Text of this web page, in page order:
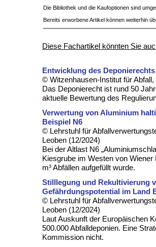
Die Bibliothek und die Kaufoptionen sind
Bereits erworbene Artikel können weiterhin
Diese Fachartikel könnten Sie
Entwicklung des
© Witzenhausen-Institut für
Das Deponierecht ist rund 50
aktuelle Bewertung des
Verwertung von Aluminium
Beispiel N6
© Lehrstuhl für
Leoben (12/2024)
Bei der Altlast N6
Kiesgrube im Westen von
m³ Abfällen aufgefüllt wurde.
Stilllegung und Rekultivierung
Gefährdungspotential im Land
© Lehrstuhl für
Leoben (12/2024)
Laut Auskunft der Europäischen
500.000 Abfalldeponien. Eine
Kommission nicht.